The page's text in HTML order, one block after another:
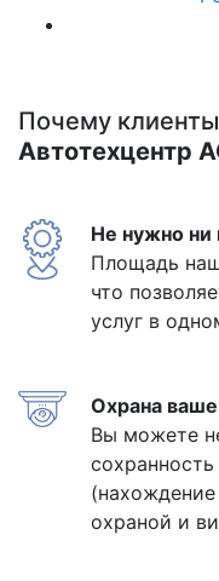
Почему
Автотехцентр
Не нужно ни
Площадь
что
услуг в
Охрана
Вы можете
сохранность
(нахождение
охраной и